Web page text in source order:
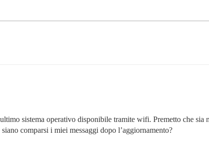
sistema operativo disponibile tramite wifi. Premetto che sia
comparsi i miei messaggi dopo l’aggiornamento?